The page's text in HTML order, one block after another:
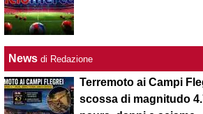
News di Redazione
Terremoto ai Campi
scossa di magnitudo